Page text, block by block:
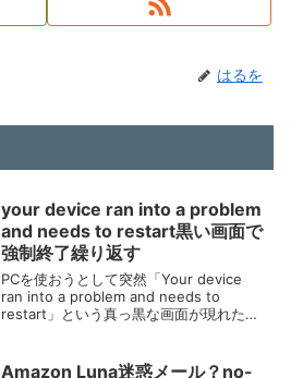
はるを
your device ran into a problem
and needs to restart黒い画面で
強制終了繰り返す
PCを使おうとして突然「Your device
ran into a problem and needs to
restart」という真っ黒な画面が現れた
のア...
Amazon Luna迷惑メール？no-